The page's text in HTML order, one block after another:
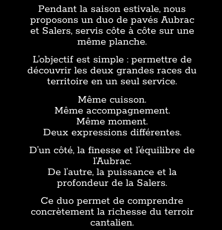
Pendant la saison estivale, nous
proposons un duo de pavés Aubrac
et Salers, servis côte à côte sur une
même planche.
L’objectif est simple : permettre de
découvrir les deux grandes races du
territoire en un seul service.
Même cuisson.
Même accompagnement.
Même moment.
Deux expressions différentes.
D’un côté, la finesse et l’équilibre de
l’Aubrac.
De l’autre, la puissance et la
profondeur de la Salers.
Ce duo permet de comprendre
concrètement la richesse du terroir
cantalien.